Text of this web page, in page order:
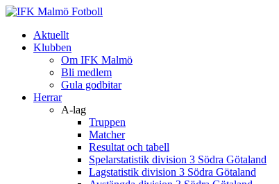
Aktuellt
Klubben
Om IFK Malmö
Bli medlem
Gula godbitar
Herrar
A-lag
Truppen
Matcher
Resultat och tabell
Spelarstatistik division 3 Södra Götaland
Lagstatistik division 3 Södra Götaland